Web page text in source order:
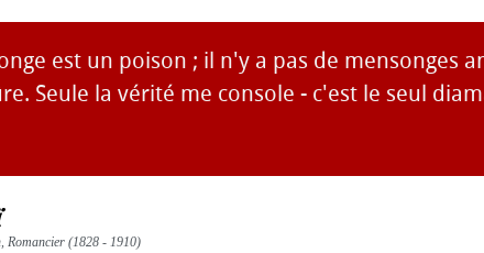
est un poison ; il n'y a pas de mensonges
Seule la vérité me console - c'est le seul
Romancier (1828 - 1910)